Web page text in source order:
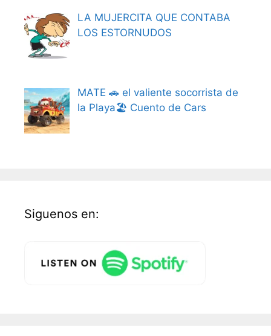
LA MUJERCITA QUE CONTABA
LOS ESTORNUDOS
MATE 🚗 el valiente socorrista de
la Playa🏖️ Cuento de Cars
Siguenos en: